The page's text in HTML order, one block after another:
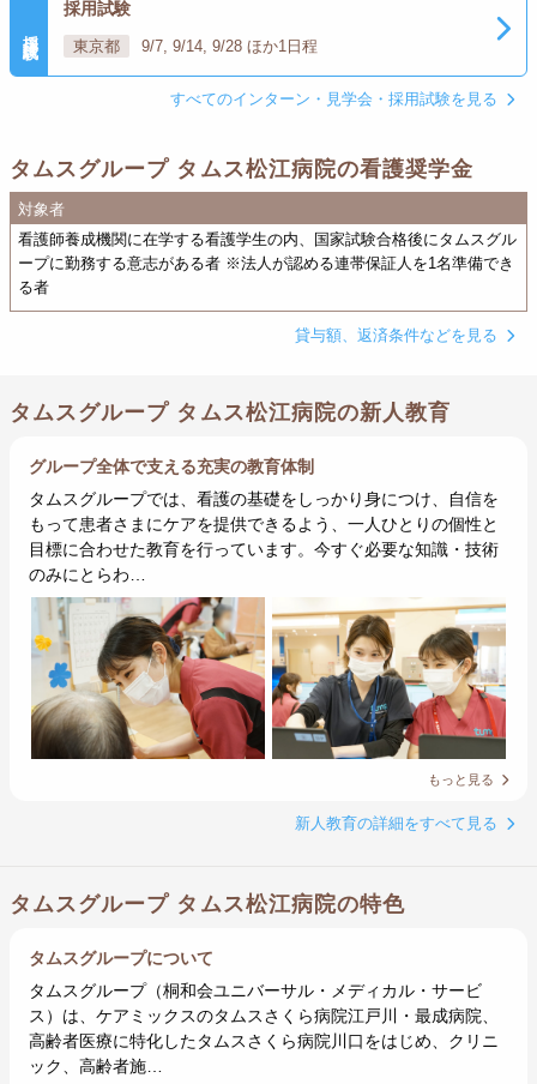
採用試験
東京都 9/7, 9/14, 9/28 ほか1日程
すべてのインターン・見学会・採用試験を見る
タムスグループ タムス松江病院の看護奨学金
対象者
看護師養成機関に在学する看護学生の内、国家試験合格後にタムスグル
ープに勤務する意志がある者 ※法人が認める連帯保証人を1名準備でき
る者
貸与額、返済条件などを見る
タムスグループ タムス松江病院の新人教育
グループ全体で支える充実の教育体制
タムスグループでは、看護の基礎をしっかり身につけ、自信を
もって患者さまにケアを提供できるよう、一人ひとりの個性と
目標に合わせた教育を行っています。今すぐ必要な知識・技術
のみにとらわ…
もっと見る
新人教育の詳細をすべて見る
タムスグループ タムス松江病院の特色
タムスグループについて
タムスグループ（桐和会ユニバーサル・メディカル・サービ
ス）は、ケアミックスのタムスさくら病院江戸川・最成病院、
高齢者医療に特化したタムスさくら病院川口をはじめ、クリニ
ック、高齢者施…